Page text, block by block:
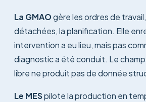
La GMAOgère les ordres de
détachées, la planification. Elle
intervention a eu lieu, mais pas
diagnostic a été conduit. Le
libre ne produit pas de donnée
Le MESpilote la production en